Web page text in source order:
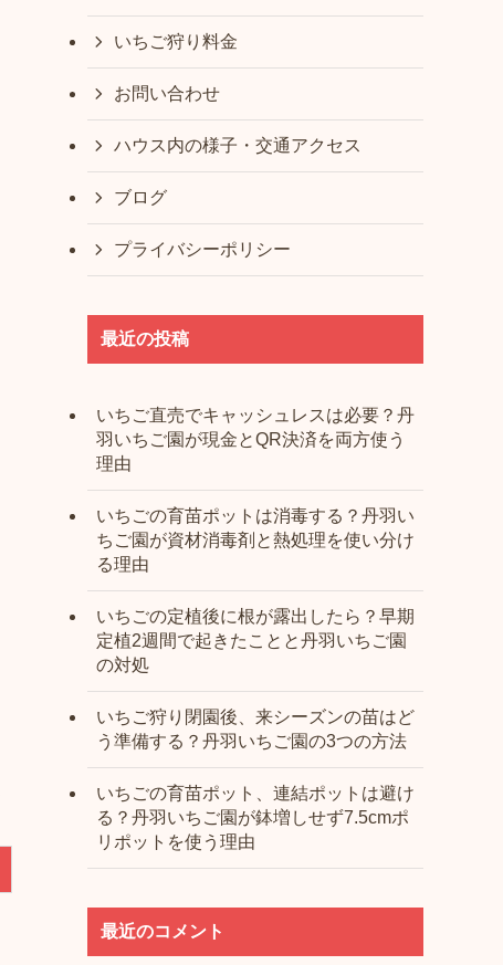
いちご狩り料金
お問い合わせ
ハウス内の様子・交通アクセス
ブログ
プライバシーポリシー
最近の投稿
いちご直売でキャッシュレスは必要？丹
羽いちご園が現金とQR決済を両方使う
理由
いちごの育苗ポットは消毒する？丹羽い
ちご園が資材消毒剤と熱処理を使い分け
る理由
いちごの定植後に根が露出したら？早期
定植2週間で起きたことと丹羽いちご園
の対処
いちご狩り閉園後、来シーズンの苗はど
う準備する？丹羽いちご園の3つの方法
いちごの育苗ポット、連結ポットは避け
る？丹羽いちご園が鉢増しせず7.5cmポ
リポットを使う理由
最近のコメント